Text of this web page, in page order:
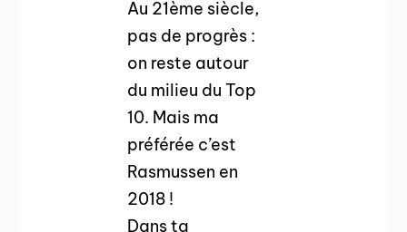
Au 21ème siècle,
pas de progrès :
on reste autour
du milieu du Top
10. Mais ma
préférée c’est
Rasmussen en
2018 !
Dans ta